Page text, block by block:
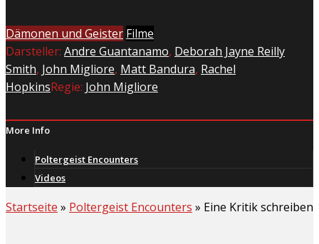
Dämonen und Geister Filme
Darsteller: Andre Guantanamo, Deborah Jayne Reilly
Smith, John Migliore, Matt Bandura, Rachel
HopkinsRegie: John Migliore
More Info
Poltergeist Encounters
Videos
Startseite » Poltergeist Encounters » Eine Kritik schreiben